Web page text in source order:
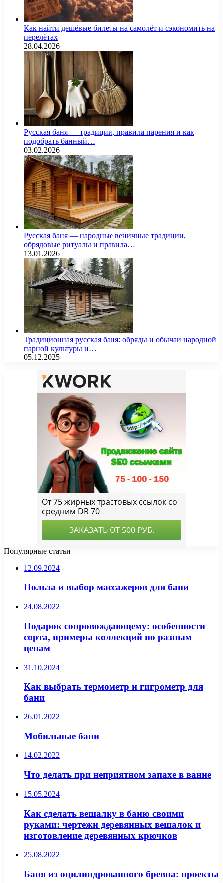
Как найти дешёвые билеты на самолёт и сэкономить на
перелётах
28.04.2026
Русская баня — традиции, правила парения и как
подобрать банный…
03.02.2026
Русская баня — народные веничные традиции,
обрядовые ритуалы и правила…
13.01.2026
Традиционная русская баня: обряды и обычаи народной
парной культуры и…
05.12.2025
Популярные статьи
12.09.2024
Польза и выбор массажеров для бани
24.08.2022
Подарок сопровождающему: особенности
сорта, примеры коллекций по разным
ценам
31.10.2024
Как выбрать термометр и гигрометр для
бани
26.01.2022
Мобильные бани
14.02.2022
Что делать при неприятном запахе в ванне
15.05.2024
Как сделать вешалку в баню своими
руками: чертежи деревянных вешалок и
изготовление деревянных крючков
25.08.2022
Баня из оцилиндрованного бревна: проекты